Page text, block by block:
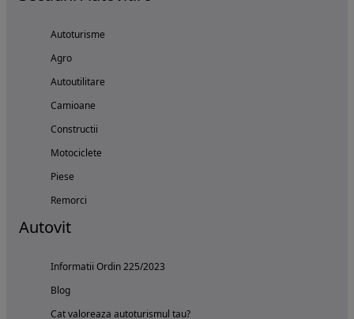
Autoturisme
Agro
Autoutilitare
Camioane
Constructii
Motociclete
Piese
Remorci
Autovit
Informatii Ordin 225/2023
Blog
Cat valoreaza autoturismul tau?